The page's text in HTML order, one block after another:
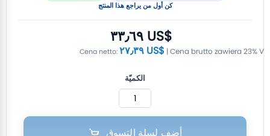
كن أول من يراجع هذا المنتج
٣٣٫٦٩ US$
٢٧٫٣٩ US$
الكميّة
أضف لسلة التسوق